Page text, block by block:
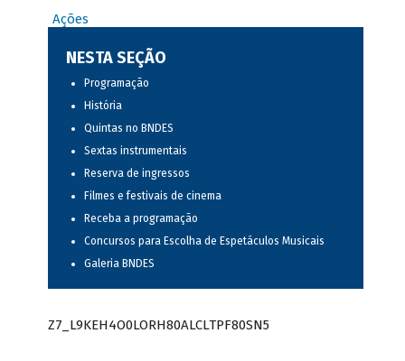
Ações
NESTA SEÇÃO
Programação
História
Quintas no BNDES
Sextas instrumentais
Reserva de ingressos
Filmes e festivais de cinema
Receba a programação
Concursos para Escolha de Espetáculos Musicais
Galeria BNDES
Z7_L9KEH4O0LORH80ALCLTPF80SN5